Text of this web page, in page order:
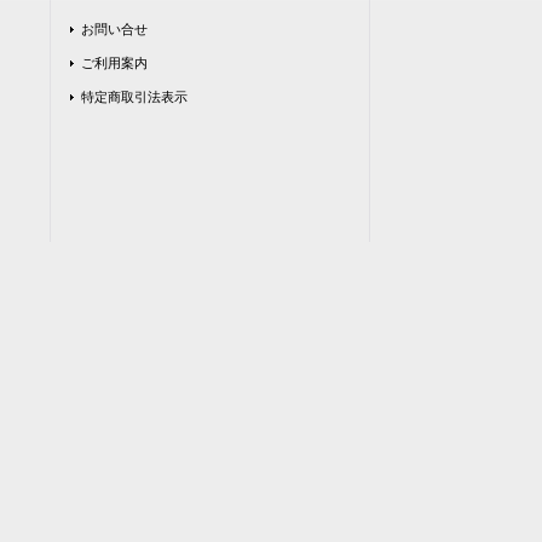
お問い合せ
ご利用案内
特定商取引法表示